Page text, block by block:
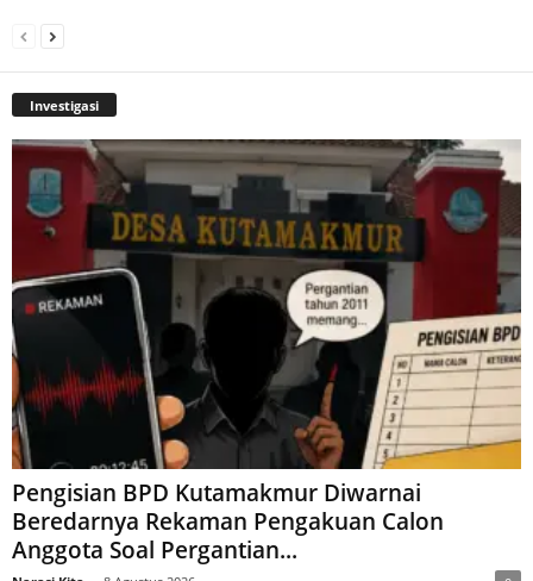
Investigasi
Pengisian BPD Kutamakmur Diwarnai
Beredarnya Rekaman Pengakuan Calon
Anggota Soal Pergantian...